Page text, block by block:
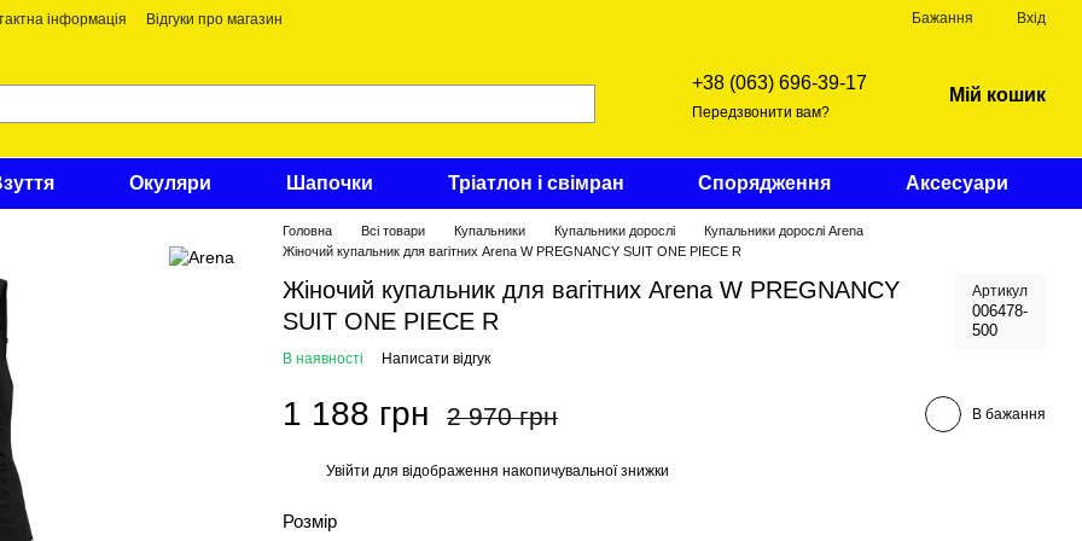
інформація Відгуки про магазин Бажання Вхід
+38 (063) 696-39-17
Передзвонити вам?
Мій кошик
Окуляри Шапочки Тріатлон і свімран Спорядження Аксесуари
Головна Всі товари Купальники Купальники дорослі
Купальники дорослі Arena
Жіночий купальник для вагітних Arena W PREGNANCY SUIT ONE PIECE R
Жіночий купальник для вагітних Arena W PREGNANCY
SUIT ONE PIECE R
Артикул
006478-
500
В наявності Написати відгук
1 188 грн 2 970 грн В бажання
Увійти для відображення накопичувальної знижки
Розмір